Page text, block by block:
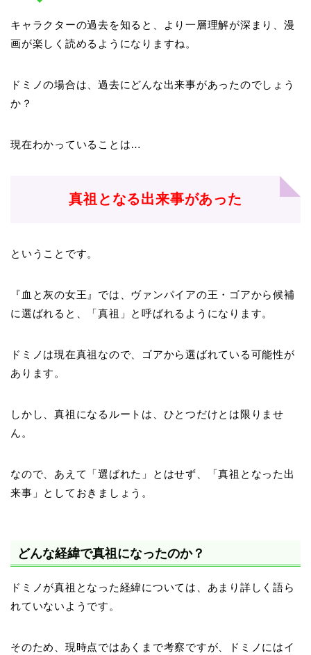
キャラクターの過去を知ると、より一層理解が深まり、漫
画が楽しく読めるようになりますね。
ドミノの場合は、過去にどんな出来事があったのでしょう
か？
現在わかっていることは…
真祖となる出来事があった
ということです。
『血と灰の女王』では、ヴァンパイアの王・ゴアから候補
に選ばれると、「真祖」と呼ばれるようになります。
ドミノは現在真祖なので、ゴアから選ばれている可能性が
あります。
しかし、真祖になるルートは、ひとつだけとは限りませ
ん。
なので、あえて「選ばれた」とはせず、「真祖となった出
来事」としておきましょう。
どんな経緯で真祖になったのか？
ドミノが真祖となった経緯については、あまり詳しく語ら
れていないようです。
そのため、現時点ではあくまで考察ですが、ドミノにはイ